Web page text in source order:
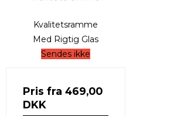
Kvalitetsramme
Med Rigtig Glas
Sendes ikke
Pris fra 469,00
DKK